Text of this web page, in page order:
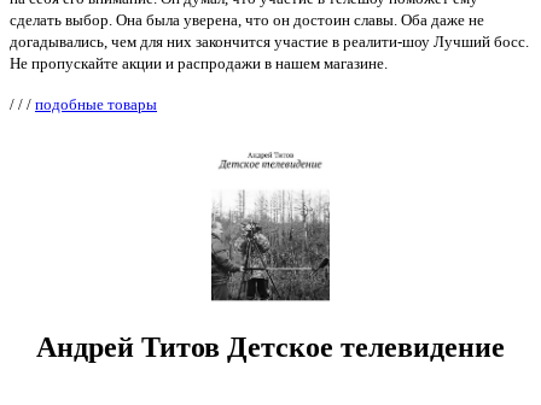
сделать выбор. Она была уверена, что он достоин славы. Оба даже не
догадывались, чем для них закончится участие в реалити-шоу Лучший босс.
Не пропускайте акции и распродажи в нашем магазине.
/ / / подобные товары
Андрей Титов Детское телевидение